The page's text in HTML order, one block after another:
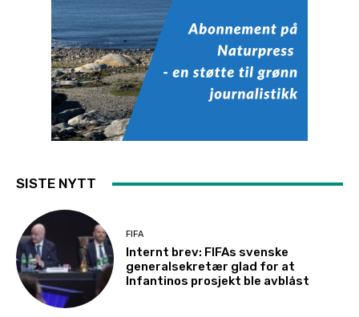
SISTE NYTT
FIFA
Internt brev: FIFAs svenske
generalsekretær glad for at
Infantinos prosjekt ble avblåst